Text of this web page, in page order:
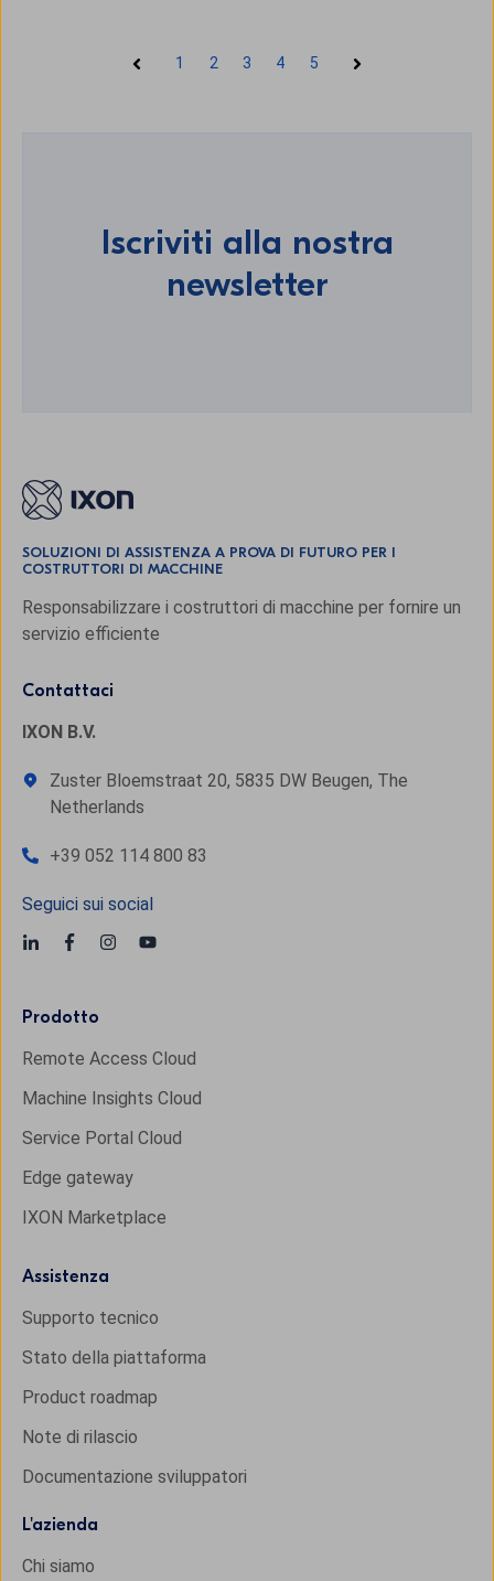
Precedente
1 2 3 4 5
Il prossimo
Iscriviti alla nostra
newsletter
SOLUZIONI DI ASSISTENZA A PROVA DI FUTURO PER I
COSTRUTTORI DI MACCHINE
Responsabilizzare i costruttori di macchine per fornire un
servizio efficiente
Contattaci
IXON B.V.
Zuster Bloemstraat 20, 5835 DW Beugen, The
Netherlands
+39 052 114 800 83
Seguici sui social
Prodotto
Remote Access Cloud
Machine Insights Cloud
Service Portal Cloud
Edge gateway
IXON Marketplace
Assistenza
Supporto tecnico
Stato della piattaforma
Product roadmap
Note di rilascio
Documentazione sviluppatori
L'azienda
Chi siamo